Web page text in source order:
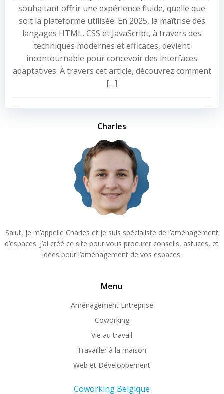
souhaitant offrir une expérience fluide, quelle que
soit la plateforme utilisée. En 2025, la maîtrise des
langages HTML, CSS et JavaScript, à travers des
techniques modernes et efficaces, devient
incontournable pour concevoir des interfaces
adaptatives. À travers cet article, découvrez comment
[…]
Charles
Salut, je m’appelle Charles et je suis spécialiste de l’aménagement
d’espaces. J’ai créé ce site pour vous procurer conseils, astuces, et
idées pour l’aménagement de vos espaces.
Menu
Aménagement Entreprise
Coworking
Vie au travail
Travailler à la maison
Web et Développement
Coworking Belgique